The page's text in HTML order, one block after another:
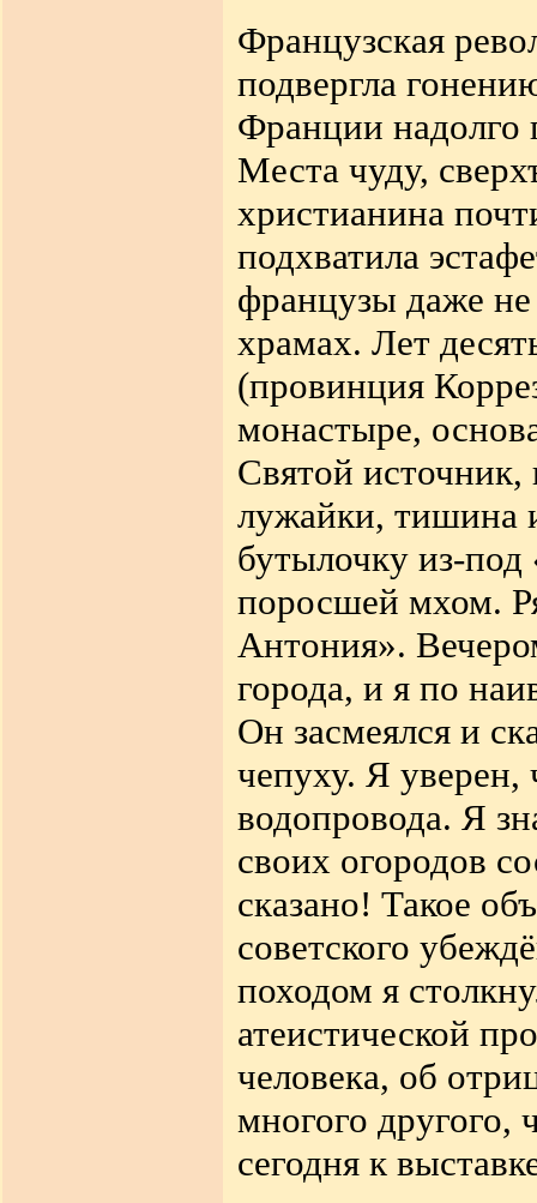
Французская
подвергла
Франции надолго
Места чуду,
христианина
подхватила
французы даже
храмах. Лет
(провинция
монастыре,
Святой источник,
лужайки, тишина
бутылочку из-
поросшей мхом.
Антония».
города, и я по
Он засмеялся и
чепуху. Я уверен,
водопровода. Я
своих огородов
сказано! Такое
советского
походом я
атеистической
человека, об
многого
сегодня к